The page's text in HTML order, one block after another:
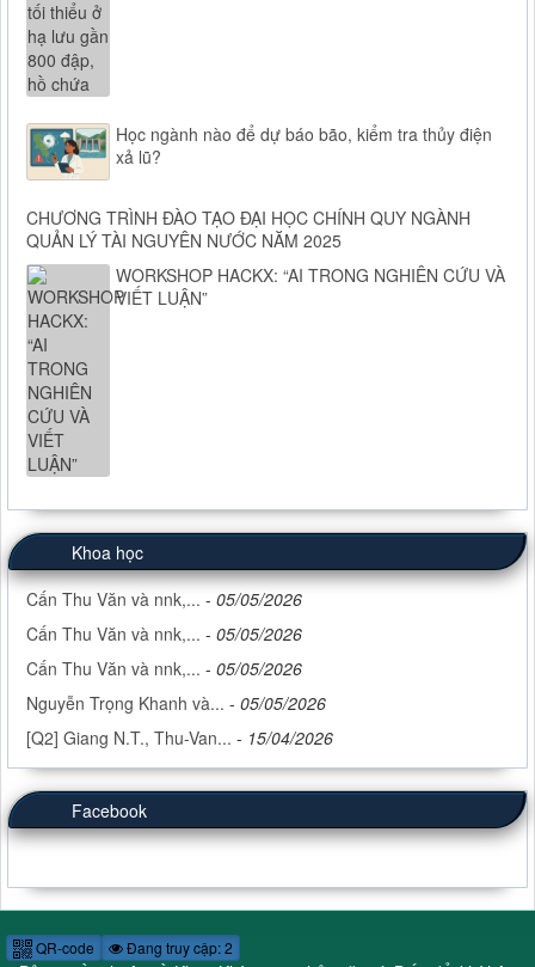
Học ngành nào để dự báo bão, kiểm tra thủy điện
xả lũ?
CHƯƠNG TRÌNH ĐÀO TẠO ĐẠI HỌC CHÍNH QUY NGÀNH
QUẢN LÝ TÀI NGUYÊN NƯỚC NĂM 2025
WORKSHOP HACKX: “AI TRONG NGHIÊN CỨU VÀ
VIẾT LUẬN”
Khoa học
Cấn Thu Văn và nnk,... - 05/05/2026
Cấn Thu Văn và nnk,... - 05/05/2026
Cấn Thu Văn và nnk,... - 05/05/2026
Nguyễn Trọng Khanh và... - 05/05/2026
[Q2] Giang N.T., Thu-Van... - 15/04/2026
Facebook
QR-code Đang truy cập: 2